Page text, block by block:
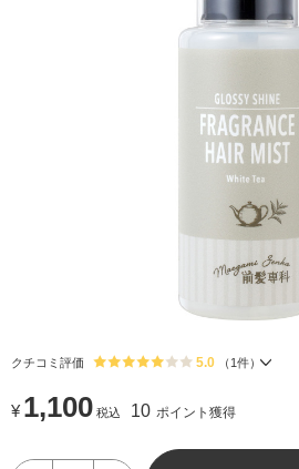
クチコミ評価 5.0 （ 1件）
¥ 1,100 税込 10 ポイント獲得